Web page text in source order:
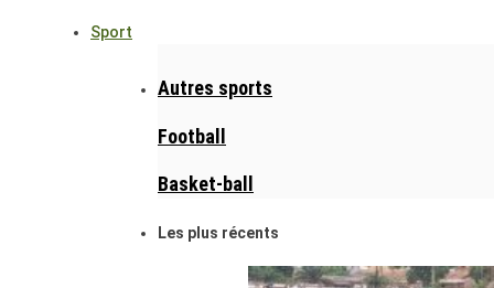
Sport
Autres sports
Football
Basket-ball
Les plus récents